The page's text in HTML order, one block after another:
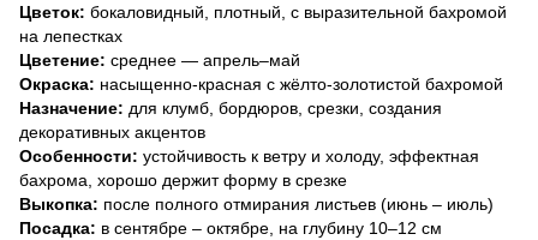
Цветок: бокаловидный, плотный, с выразительной бахромой
на лепестках
Цветение: среднее — апрель–май
Окраска: насыщенно-красная с жёлто-золотистой бахромой
Назначение: для клумб, бордюров, срезки, создания
декоративных акцентов
Особенности: устойчивость к ветру и холоду, эффектная
бахрома, хорошо держит форму в срезке
Выкопка: после полного отмирания листьев (июнь – июль)
Посадка: в сентябре – октябре, на глубину 10–12 см